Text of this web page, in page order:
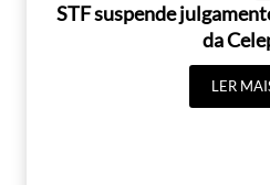
STF suspende
da
LER